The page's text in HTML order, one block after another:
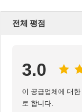
전체 평점
3.0
이 공급업체에 대
로 합니다.